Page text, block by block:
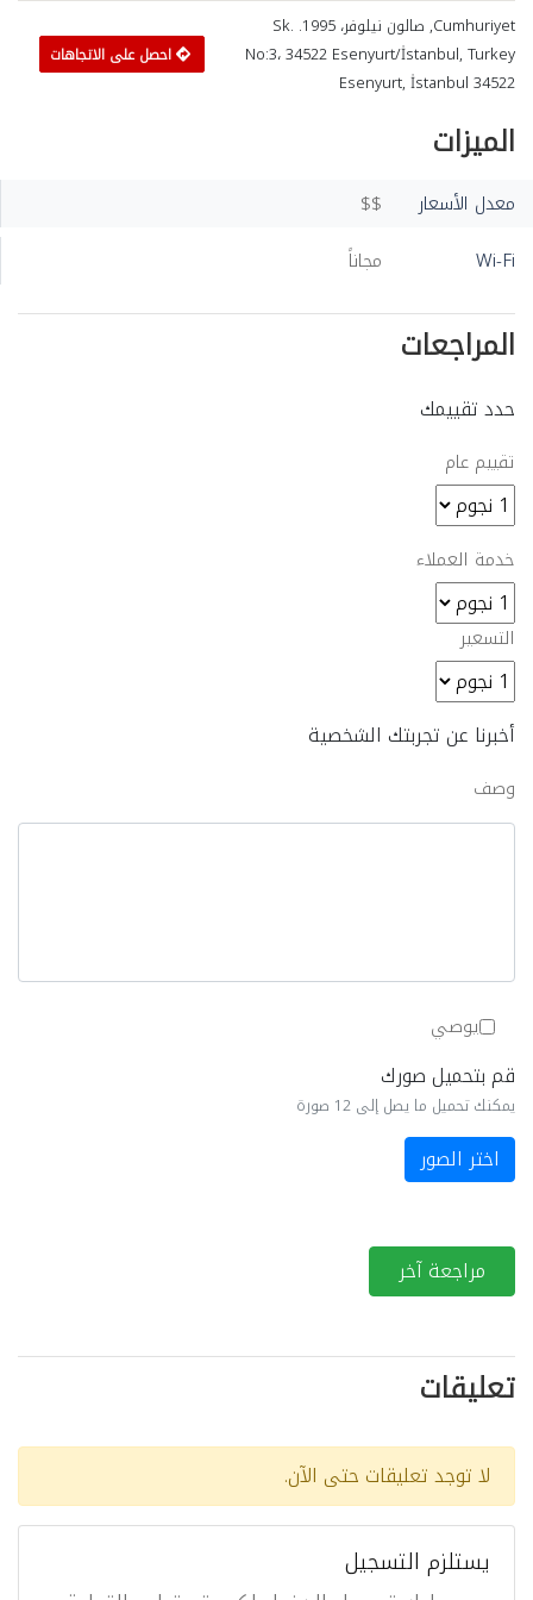
Cumhuriyet, صالون نيلوفر، 1995. Sk.
No:3، 34522 Esenyurt/İstanbul, Turkey
Esenyurt, İstanbul 34522
احصل على الاتجاهات
الميزات
معدل الأسعار
$$
Wi-Fi
مجاناً
المراجعات
حدد تقييمك
تقييم عام
خدمة العملاء
التسعير
أخبرنا عن تجربتك الشخصية
وصف
يوصي
قم بتحميل صورك
يمكنك تحميل ما يصل إلى 12 صورة
اختر الصور
مراجعة آخر
تعليقات
لا توجد تعليقات حتى الآن.
يستلزم التسجيل